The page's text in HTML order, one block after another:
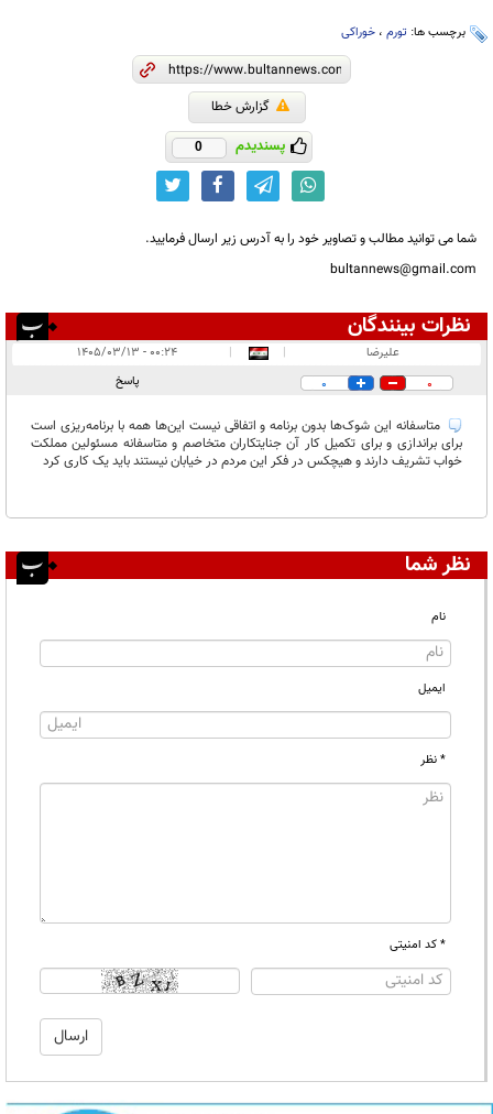
برچسب ها: تورم ، خوراکی
گزارش خطا
پسندیدم 0
شما می توانید مطالب و تصاویر خود را به آدرس زیر ارسال فرمایید.
bultannews@gmail.com
نظرات بینندگان
در انتظار بررسی:
علیرضا |
|
۰۰:۲۴ - ۱۴۰۵/۰۳/۱۳
0
0 پاسخ
متاسفانه این شوک‌ها بدون برنامه و اتفاقی نیست این‌ها همه با برنامه‌ریزی است
برای براندازی و برای تکمیل کار آن جنایتکاران متخاصم و متاسفانه مسئولین مملکت
خواب تشریف دارند و هیچکس در فکر این مردم در خیابان نیستند باید یک کاری کرد
نظر شما
نام
ایمیل
* نظر
* کد امنیتی